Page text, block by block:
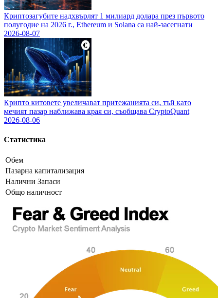
Криптозагубите надхвърлят 1 милиард долара през първото
полугодие на 2026 г., Ethereum и Solana са най-засегнати
2026-08-07
Крипто китовете увеличават притежанията си, тъй като
мечият пазар наближава края си, съобщава CryptoQuant
2026-08-06
Статистика
Обем
Пазарна капитализация
Налични Запаси
Общо наличност